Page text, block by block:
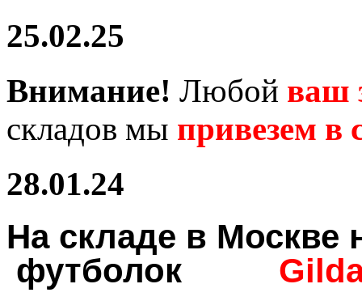
25.02.25
Внимание! Любой ваш
складов мы привезем в
28.01.24
На складе в
футболок